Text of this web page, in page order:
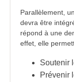
Parallèlement,
devra être
répond à une
effet, elle
Soutenir
Prévenir